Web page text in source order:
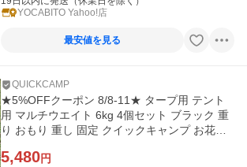
YOCABITO Yahoo!店
最安値を見る
QUICKCAMP
★5%OFFクーポン 8/8-11★ タープ用 テント
用 マルチウエイト 6kg 4個セット ブラック 重
り おもり 重し 固定 クイックキャンプ お花見
5,480円